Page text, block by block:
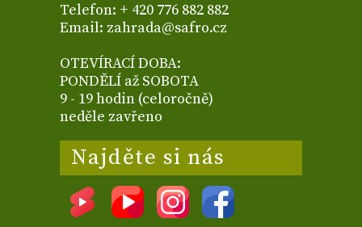
Telefon: + 420 776 882 882
Email: zahrada@safro.cz
OTEVÍRACÍ DOBA:
PONDĚLÍ až SOBOTA
9 - 19 hodin (celoročně)
neděle zavřeno
Najděte si nás